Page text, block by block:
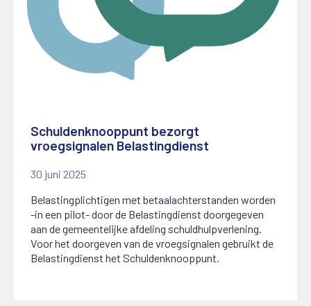
Schuldenknooppunt bezorgt
vroegsignalen Belastingdienst
30 juni 2025
Belastingplichtigen met betaalachterstanden worden
-in een pilot- door de Belastingdienst doorgegeven
aan de gemeentelijke afdeling schuldhulpverlening.
Voor het doorgeven van de vroegsignalen gebruikt de
Belastingdienst het Schuldenknooppunt.